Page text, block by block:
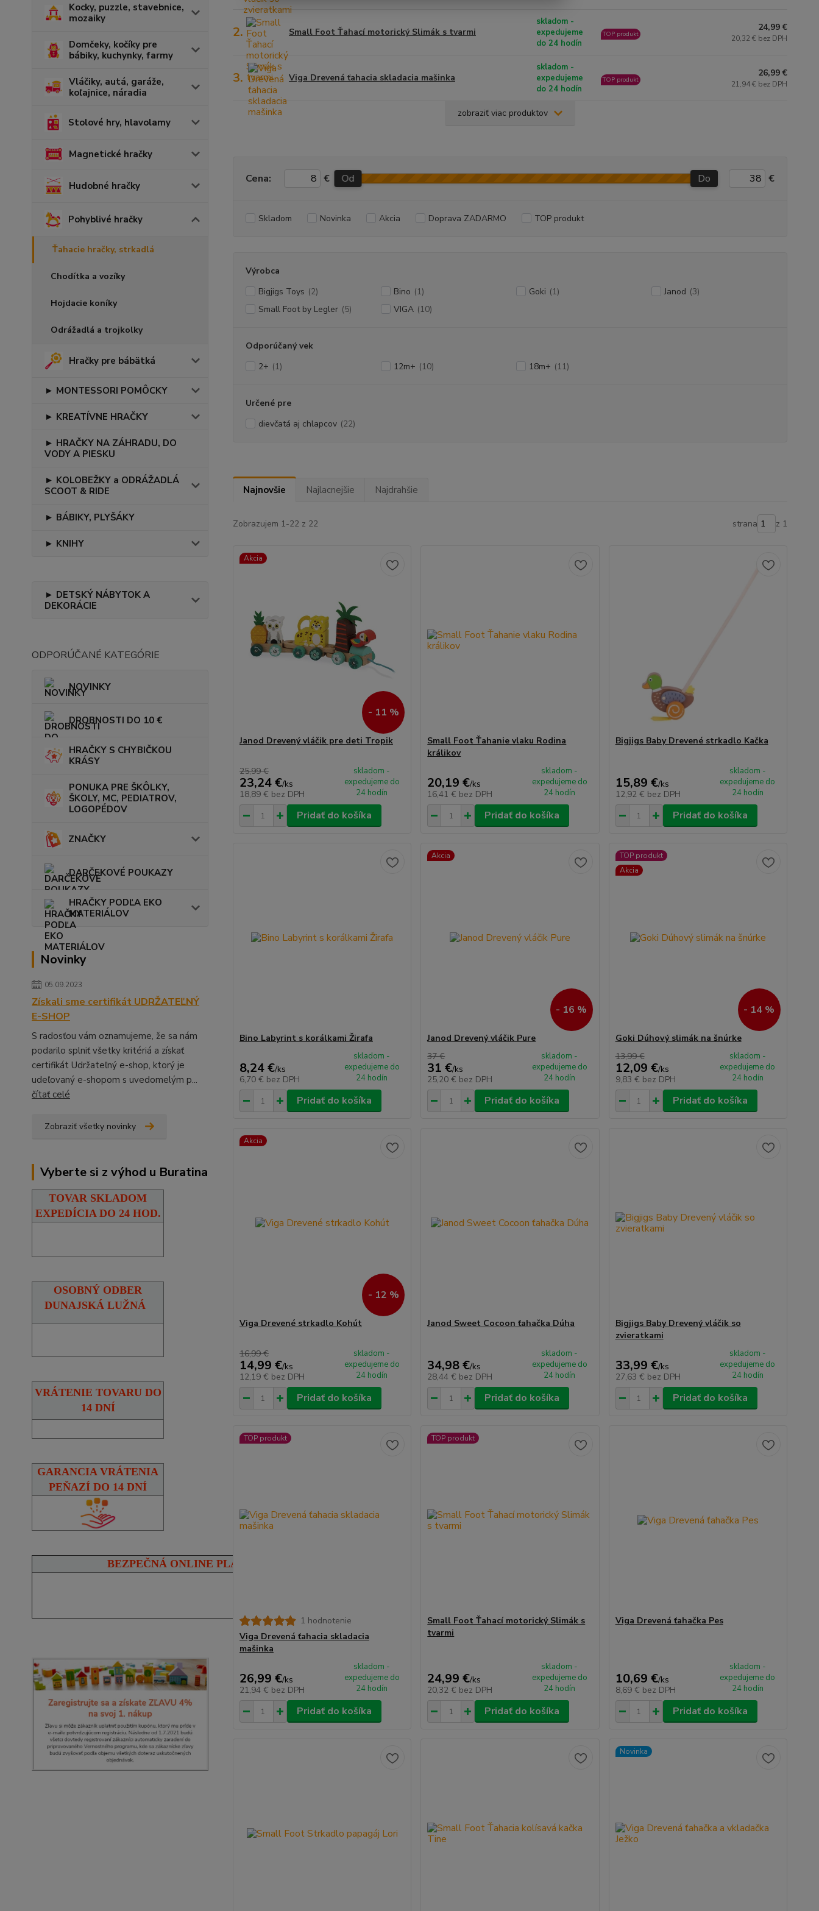
Kocky, puzzle, stavebnice,
mozaiky
Domčeky, kočíky pre
bábiky, kuchynky, farmy
Vláčiky, autá, garáže,
koľajnice, náradia
Stolové hry, hlavolamy
Magnetické hračky
Hudobné hračky
Pohyblivé hračky
Ťahacie hračky, strkadlá
Chodítka a vozíky
Hojdacie koníky
Odrážadlá a trojkolky
Hračky pre bábätká
► MONTESSORI POMÔCKY
► KREATÍVNE HRAČKY
► HRAČKY NA ZÁHRADU, DO
VODY A PIESKU
► KOLOBEŽKY a ODRÁŽADLÁ
SCOOT & RIDE
► BÁBIKY, PLYŠÁKY
► KNIHY
► DETSKÝ NÁBYTOK A
DEKORÁCIE
ODPORÚČANÉ KATEGÓRIE
NOVINKY
DROBNOSTI DO 10 €
HRAČKY S CHYBIČKOU
KRÁSY
PONUKA PRE ŠKÔLKY,
ŠKOLY, MC, PEDIATROV,
LOGOPÉDOV
ZNAČKY
DARČEKOVÉ POUKAZY
HRAČKY PODĽA EKO
MATERIÁLOV
Novinky
05.09.2023
Získali sme certifikát UDRŽATEĽNÝ
E-SHOP
S radosťou vám oznamujeme, že sa nám
podarilo splniť všetky kritériá a získať
certifikát Udržateľný e-shop, ktorý je
udeľovaný e-shopom s uvedomelým p...
čítať celé
Zobraziť všetky novinky
Vyberte si z výhod u Buratina
TOVAR SKLADOM
EXPEDÍCIA DO 24 HOD.
OSOBNÝ ODBER
DUNAJSKÁ LUŽNÁ
VRÁTENIE TOVARU DO
14 DNÍ
GARANCIA VRÁTENIA
PEŇAZÍ DO 14 DNÍ
BEZPEČNÁ ONLINE PLATBA
2. Small Foot Ťahací motorický Slimák s tvarmi
skladom -
expedujeme
do 24 hodín
TOP produkt
24,99 €
20,32 € bez DPH
3. Viga Drevená ťahacia skladacia mašinka
skladom -
expedujeme
do 24 hodín
TOP produkt
26,99 €
21,94 € bez DPH
zobraziť viac produktov
Cena: € Od Do €
Skladom Novinka Akcia Doprava ZADARMO TOP produkt
Výrobca
Bigjigs Toys (2) Bino (1) Goki (1) Janod (3)
Small Foot by Legler (5) VIGA (10)
Odporúčaný vek
2+ (1) 12m+ (10) 18m+ (11)
Určené pre
dievčatá aj chlapcov (22)
Najnovšie Najlacnejšie Najdrahšie
Zobrazujem 1-22 z 22 strana z 1
Akcia
- 11 %
Janod Drevený vláčik pre deti Tropik
25,99 €
23,24 €/ks
18,89 € bez DPH
skladom -
expedujeme do
24 hodín
Pridať do košíka
Small Foot Ťahanie vlaku Rodina
králikov
20,19 €/ks
16,41 € bez DPH
skladom -
expedujeme do
24 hodín
Pridať do košíka
Bigjigs Baby Drevené strkadlo Kačka
15,89 €/ks
12,92 € bez DPH
skladom -
expedujeme do
24 hodín
Pridať do košíka
Bino Labyrint s korálkami Žirafa
8,24 €/ks
6,70 € bez DPH
skladom -
expedujeme do
24 hodín
Pridať do košíka
Akcia
- 16 %
Janod Drevený vláčik Pure
37 €
31 €/ks
25,20 € bez DPH
skladom -
expedujeme do
24 hodín
Pridať do košíka
TOP produkt
Akcia
- 14 %
Goki Dúhový slimák na šnúrke
13,99 €
12,09 €/ks
9,83 € bez DPH
skladom -
expedujeme do
24 hodín
Pridať do košíka
Akcia
- 12 %
Viga Drevené strkadlo Kohút
16,99 €
14,99 €/ks
12,19 € bez DPH
skladom -
expedujeme do
24 hodín
Pridať do košíka
Janod Sweet Cocoon ťahačka Dúha
34,98 €/ks
28,44 € bez DPH
skladom -
expedujeme do
24 hodín
Pridať do košíka
Bigjigs Baby Drevený vláčik so
zvieratkami
33,99 €/ks
27,63 € bez DPH
skladom -
expedujeme do
24 hodín
Pridať do košíka
TOP produkt
1 hodnotenie
Viga Drevená ťahacia skladacia
mašinka
26,99 €/ks
21,94 € bez DPH
skladom -
expedujeme do
24 hodín
Pridať do košíka
TOP produkt
Small Foot Ťahací motorický Slimák s
tvarmi
24,99 €/ks
20,32 € bez DPH
skladom -
expedujeme do
24 hodín
Pridať do košíka
Viga Drevená ťahačka Pes
10,69 €/ks
8,69 € bez DPH
skladom -
expedujeme do
24 hodín
Pridať do košíka
Novinka